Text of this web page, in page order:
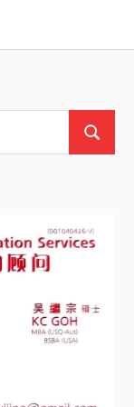
Search